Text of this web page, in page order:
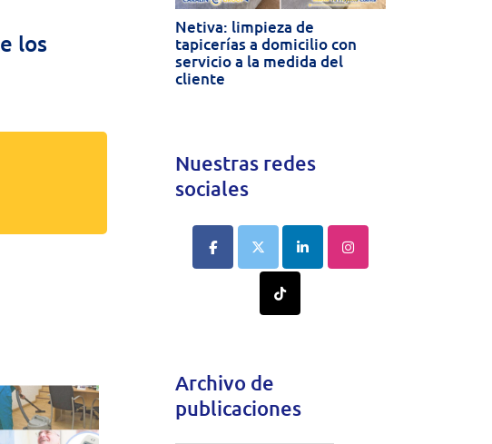
los
Netiva: limpieza de
tapicerías a domicilio con
servicio a la medida del
cliente
Nuestras redes
sociales
Archivo de
publicaciones